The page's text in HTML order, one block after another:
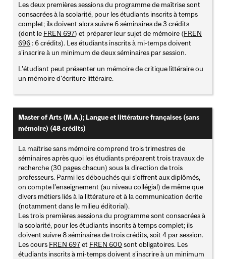
Les deux premières sessions du programme de maîtrise sont
consacrées à la scolarité, pour les étudiants inscrits à temps
complet; ils doivent alors suivre 6 séminaires de 3 crédits
(dont le FREN 697) et préparer leur sujet de mémoire (FREN
696: 6 crédits). Les étudiants inscrits à mi-temps doivent
s'inscrire à un minimum de deux séminaires par session.
L'étudiant peut présenter un mémoire de critique littéraire ou
un mémoire d'écriture littéraire.
Master of Arts (M.A.); Langue et littérature françaises (sans
mémoire) (48 crédits)
La maîtrise sans mémoire comprend trois trimestres de
séminaires après quoi les étudiants préparent trois travaux de
recherche (30 pages chacun) sous la direction de trois
professeurs. Parmi les débouchés qui s’offrent aux diplômés,
on compte l’enseignement (au niveau collégial) de même que
divers métiers liés à la littérature et à la communication écrite
(notamment dans le milieu éditorial).
Les trois premières sessions du programme sont consacrées à
la scolarité, pour les étudiants inscrits à temps complet; ils
doivent suivre 8 séminaires de trois crédits, soit 4 par session.
Les cours FREN 697et FREN 600 sont obligatoires. Les
étudiants inscrits à mi-temps doivent s'inscrire à un minimum